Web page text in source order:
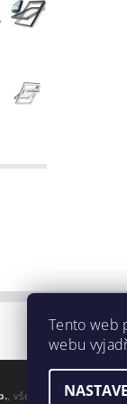
, všechna práva
Tento web
webu